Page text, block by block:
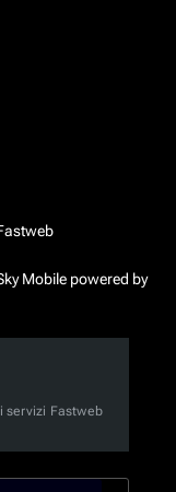
Mobile powered by
servizi Fastweb